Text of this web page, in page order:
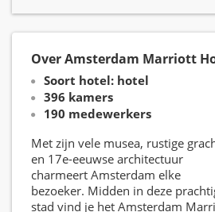
Over Amsterdam Marriott
Soort hotel: hotel
396 kamers
190 medewerkers
Met zijn vele musea, rustige
en 17e-eeuwse architectuur
charmeert Amsterdam elke
bezoeker. Midden in deze
stad vind je het Amsterdam